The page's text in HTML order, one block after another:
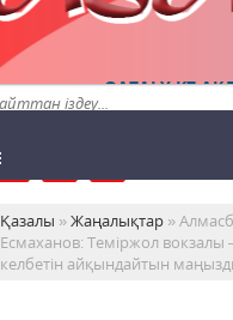
QAZALY.KZ
Қазалы »Жаңалықтар »
Есмаханов: Теміржол вокзалы
келбетін айқындайтын